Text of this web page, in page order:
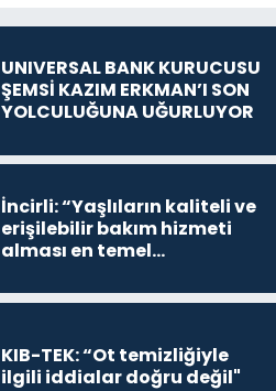
UNIVERSAL BANK KURUCUSU
ŞEMSİ KAZIM ERKMAN’I SON
YOLCULUĞUNA UĞURLUYOR
İncirli: “Yaşlıların kaliteli ve
erişilebilir bakım hizmeti
alması en temel
KIB-TEK: “Ot temizliğiyle
ilgili iddialar doğru değil"